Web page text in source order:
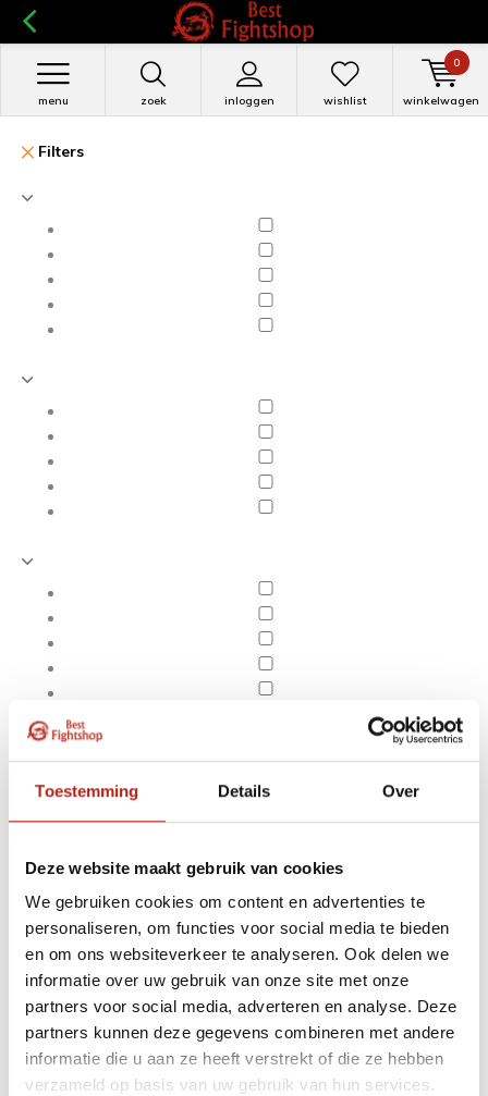
Toestemming Details Over
Deze website maakt gebruik van cookies
We gebruiken cookies om content en advertenties te
personaliseren, om functies voor social media te bieden
en om ons websiteverkeer te analyseren. Ook delen we
informatie over uw gebruik van onze site met onze
partners voor social media, adverteren en analyse. Deze
partners kunnen deze gegevens combineren met andere
informatie die u aan ze heeft verstrekt of die ze hebben
verzameld op basis van uw gebruik van hun services.
zoek inloggen
menu wishlist winkelwagen
0
Filters
Apply filters
Producten getagd met
BJJ band paars - 10
stuks
Producten
Filter